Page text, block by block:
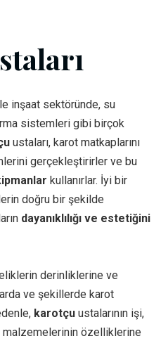
inşaat sektöründe, su
sistemleri gibi birçok
ustaları, karot matkaplarını
gerçekleştirirler ve bu
kullanırlar. İyi bir
doğru bir şekilde
dayanıklılığı ve estetiğini
derinliklerine ve
ve şekillerde karot
karotçu ustalarının işi,
özelliklerine